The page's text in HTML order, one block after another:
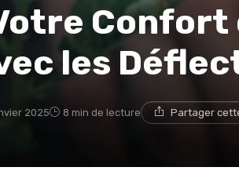
Confort
les
2025 8 min de lecture Partager